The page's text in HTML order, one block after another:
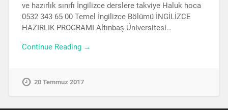
ve hazırlık sınıfı İngilizce derslere takviye Haluk hoca
0532 343 65 00 Temel İngilizce Bölümü İNGİLİZCE
HAZIRLIK PROGRAMI Altınbaş Üniversitesi…
Continue Reading →
20 Temmuz 2017